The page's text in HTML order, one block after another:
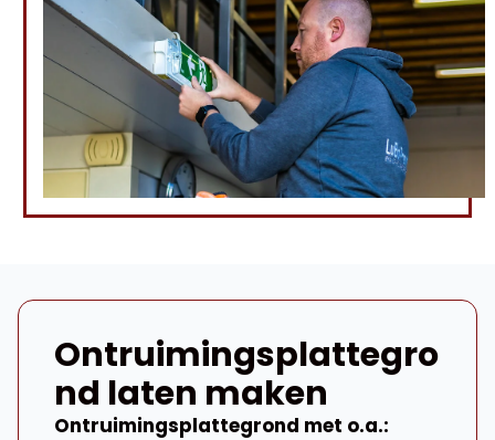
Ontruimingsplattegro
nd laten maken
Ontruimingsplattegrond met o.a.: